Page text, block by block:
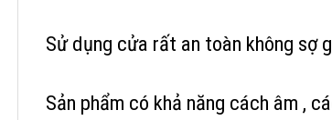
Sử dụng cửa rất an toàn không sợ
Sản phẩm có khả năng cách âm ,